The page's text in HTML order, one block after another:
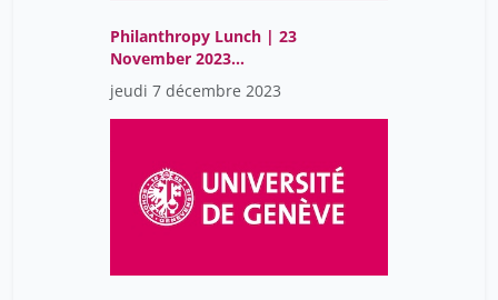
Philanthropy Lunch | 23
November 2023
|Corporate philanthropy
through corporate
foundations –
challenges
jeudi 7 décembre 2023